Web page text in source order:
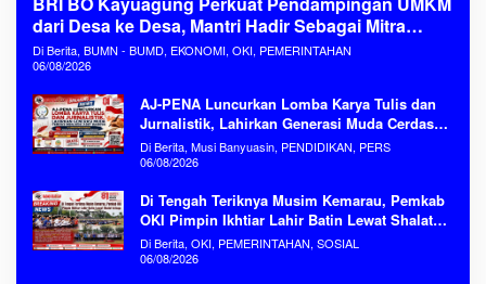
dari Desa ke Desa, Mantri Hadir Sebagai Mitra
Penggerak Ekonomi Kerakyatan
Di Berita, BUMN - BUMD, EKONOMI, OKI, PEMERINTAHAN
06/08/2026
AJ-PENA Luncurkan Lomba Karya Tulis dan
Jurnalistik, Lahirkan Generasi Muda Cerdas
Menjaga Aset Bangsa
Di Berita, Musi Banyuasin, PENDIDIKAN, PERS
06/08/2026
Di Tengah Teriknya Musim Kemarau, Pemkab
OKI Pimpin Ikhtiar Lahir Batin Lewat Shalat
Istisqa Memohon Turunnya Hujan
Di Berita, OKI, PEMERINTAHAN, SOSIAL
06/08/2026